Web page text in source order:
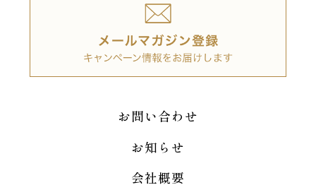
お問い合わせ
お知らせ
会社概要